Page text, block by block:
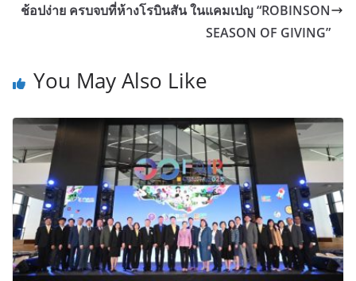
ช้อปง่าย ครบจบที่ห้างโรบินสัน ในแคมเปญ “ROBINSON
SEASON OF GIVING”
You May Also Like